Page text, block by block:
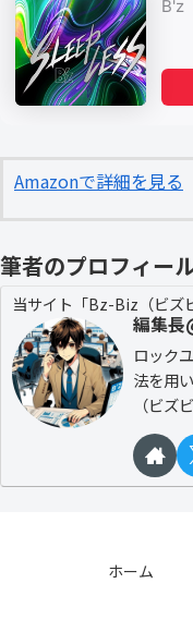
Amazonで詳細を見る
筆者のプロフィー
当サイト「Bz-Biz（ビズ
編集長
ロック
法を用
（ビズ
ホーム